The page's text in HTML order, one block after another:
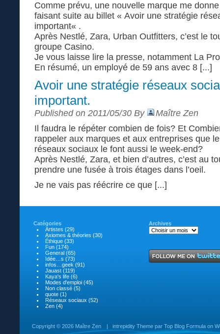
Comme prévu, une nouvelle marque me
faisant suite au billet « Avoir une stratégie
important« .
Après Nestlé, Zara, Urban Outfitters, c’est le
groupe Casino.
Je vous laisse lire la presse, notamment La
En résumé, un employé de 59 ans avec 8 [...]
Avoir une stratégie réseaux
important.
Published on 2011/05/30 By
Maître Zen
Il faudra le répéter combien de fois? Et
rappeler aux marques et aux entreprises que
réseaux sociaux le font aussi le week-end?
Après Nestlé, Zara, et bien d’autres, c’est au
prendre une fusée à trois étages dans l’oeil.
Je ne vais pas réécrire ce que [...]
Catégories
Artistes (29)
Axiomes & théories (30)
Éthique (33)
Fun (174)
General (65)
Idée…s (73)
infos…geek (91)
Jauast (119)
Kaya's life (6)
Modes d'emploi (45)
Non classé (5)
quote (1)
Réseaux sociaux (52)
Zen (4)
Archives
Copyright © 2026 Maître Zen | intrepidity Theme par Top Blog Formula on